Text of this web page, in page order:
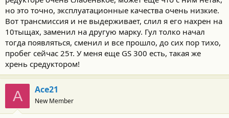
но это точно, эксплуатационные качества очень низкие.
Вот трансмиссия и не выдерживает, слил я его нахрен на
10тыщах, заменил на другую марку. Гул толко начал
тогда появляться, сменил и все прошло, до сих пор тихо,
пробег сейчас 25т. У меня еще GS 300 есть, такая же
хрень средуктором!
A Ace21
New Member